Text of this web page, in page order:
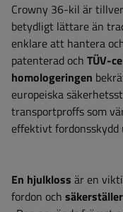
Crowny 36-kil är
betydligt lättare än
enklare att hantera
patenterad och TÜV-
homologeringen
europeiska
transportproffs som
effektivt
En hjulkloss är en
fordon och